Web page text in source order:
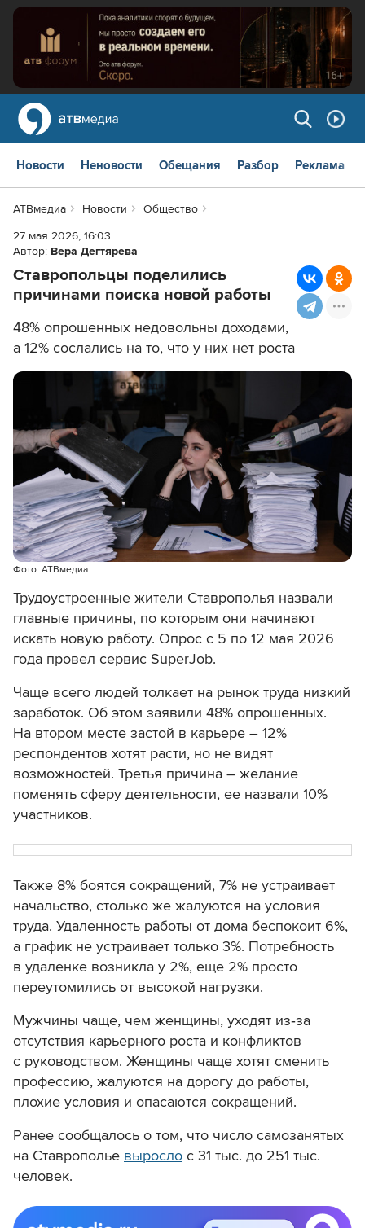
Новости Неновости Обещания Разбор Реклама
АТВмедиа Новости
Общество
27 мая 2026, 16:03
Автор: Вера Дегтярева
Ставропольцы поделились
причинами поиска новой работы
48% опрошенных недовольны доходами,
а 12% сослались на то, что у них нет роста
Фото: АТВмедиа
Трудоустроенные жители Ставрополья назвали
главные причины, по которым они начинают
искать новую работу. Опрос с 5 по 12 мая 2026
года провел сервис SuperJob.
Чаще всего людей толкает на рынок труда низкий
заработок. Об этом заявили 48% опрошенных.
На втором месте застой в карьере – 12%
респондентов хотят расти, но не видят
возможностей. Третья причина – желание
поменять сферу деятельности, ее назвали 10%
участников.
Также 8% боятся сокращений, 7% не устраивает
начальство, столько же жалуются на условия
труда. Удаленность работы от дома беспокоит 6%,
а график не устраивает только 3%. Потребность
в удаленке возникла у 2%, еще 2% просто
переутомились от высокой нагрузки.
Мужчины чаще, чем женщины, уходят из‑за
отсутствия карьерного роста и конфликтов
с руководством. Женщины чаще хотят сменить
профессию, жалуются на дорогу до работы,
плохие условия и опасаются сокращений.
Ранее сообщалось о том, что число самозанятых
на Ставрополье выросло с 31 тыс. до 251 тыс.
человек.